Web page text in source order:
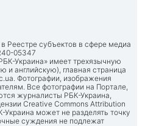
Реестре субъектов в сфере медиа
05347
Украина» имеет трехязычную
и английскую), главная страница
. Фотографии, изображения
Все фотографии на Портале,
журналисты РБК-Украина,
Creative Commons Attribution
может не разделять точку
суждения не подлежат